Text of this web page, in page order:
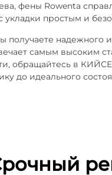
фены Rowenta
укладки простым и
получаете надежного
самым высоким
обращайтесь в
до идеального